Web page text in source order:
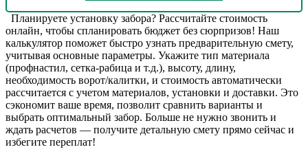
Планируете установку забора? Рассчитайте стоимость
онлайн, чтобы спланировать бюджет без сюрпризов! Наш
калькулятор поможет быстро узнать предварительную смету,
учитывая основные параметры. Укажите тип материала
(профнастил, сетка-рабица и т.д.), высоту, длину,
необходимость ворот/калитки, и стоимость автоматически
рассчитается с учетом материалов, установки и доставки. Это
сэкономит ваше время, позволит сравнить варианты и
выбрать оптимальный забор. Больше не нужно звонить и
ждать расчетов — получите детальную смету прямо сейчас и
избегите переплат!